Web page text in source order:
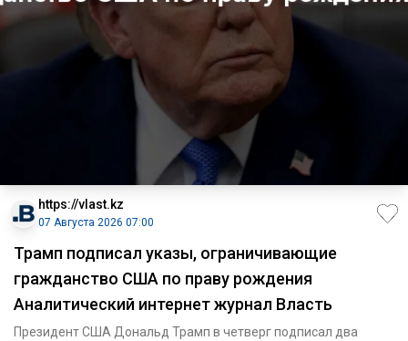
https://vlast.kz
07 Августа 2026 07:00
Трамп подписал указы, ограничивающие
гражданство США по праву рождения
Аналитический интернет журнал Власть
Президент США Дональд Трамп в четверг подписал два